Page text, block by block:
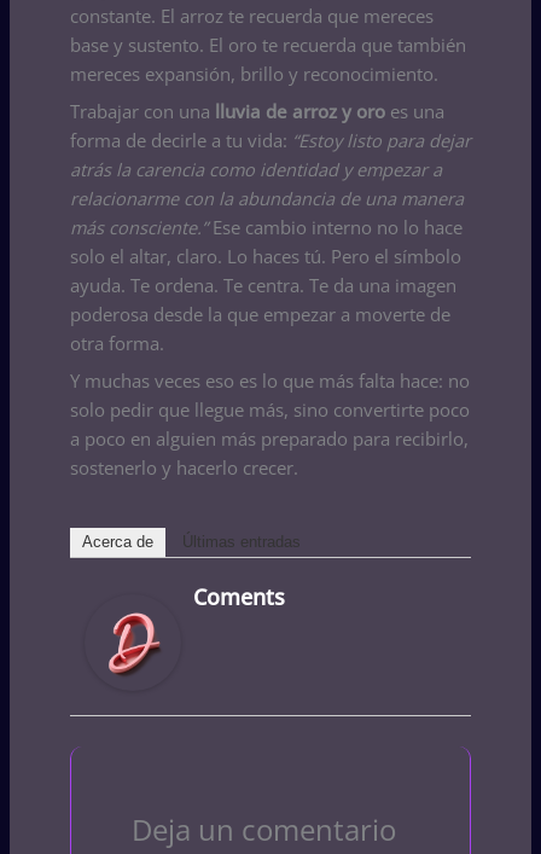
constante. El arroz te recuerda que mereces
base y sustento. El oro te recuerda que también
mereces expansión, brillo y reconocimiento.
Trabajar con una lluvia de arroz y oroes una
forma de decirle a tu vida: “Estoy listo para dejar
atrás la carencia como identidad y empezar a
relacionarme con la abundancia de una manera
más consciente.”Ese cambio interno no lo hace
solo el altar, claro. Lo haces tú. Pero el símbolo
ayuda. Te ordena. Te centra. Te da una imagen
poderosa desde la que empezar a moverte de
otra forma.
Y muchas veces eso es lo que más falta hace: no
solo pedir que llegue más, sino convertirte poco
a poco en alguien más preparado para recibirlo,
sostenerlo y hacerlo crecer.
Acerca de Últimas entradas
Coments
Deja un comentario